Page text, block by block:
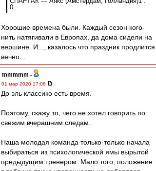
0
Хорошие времена были. Каждый сезон кого-
нить натягивали в Европах, да дома сидели на
вершине. И..., казалось что праздник продлится
вечно...
mmmmm -
01 мар 2020 17:08
До эль классико есть время.
Поэтому, скажу то, чего не хотел говорить по
свежим вчерашним следам.
Наша молодая команда только-только начала
выбираться из психологической ямы вырытой
предыдущим тренером. Мало того, положение